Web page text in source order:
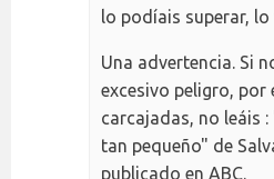
lo podíais superar, lo
Una advertencia. Si
excesivo peligro, por
carcajadas, no leáis
tan pequeño" de
publicado en ABC.